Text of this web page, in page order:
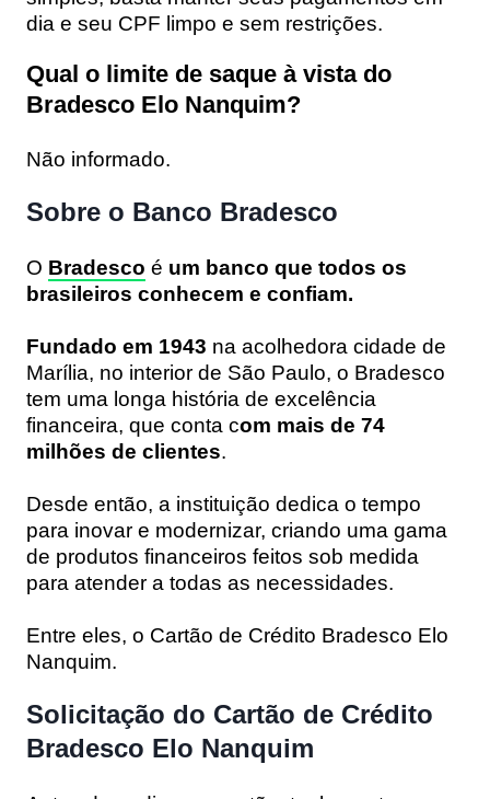
dia e seu CPF limpo e sem restrições.
Qual o limite de saque à vista do
Bradesco Elo Nanquim?
Não informado.
Sobre o Banco Bradesco
O Bradesco é um banco que todos os
brasileiros conhecem e confiam.
Fundado em 1943 na acolhedora cidade de
Marília, no interior de São Paulo, o Bradesco
tem uma longa história de excelência
financeira, que conta com mais de 74
milhões de clientes.
Desde então, a instituição dedica o tempo
para inovar e modernizar, criando uma gama
de produtos financeiros feitos sob medida
para atender a todas as necessidades.
Entre eles, o Cartão de Crédito Bradesco Elo
Nanquim.
Solicitação do Cartão de Crédito
Bradesco Elo Nanquim